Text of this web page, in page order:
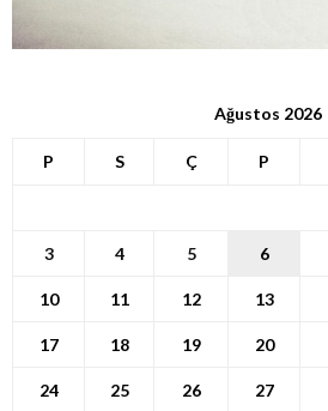
Ağustos 2026
P S Ç P
3 4 5 6
10 11 12 13
17 18 19 20
24 25 26 27